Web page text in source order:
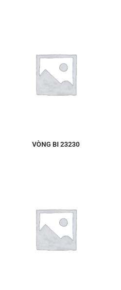
VÒNG BI 23230